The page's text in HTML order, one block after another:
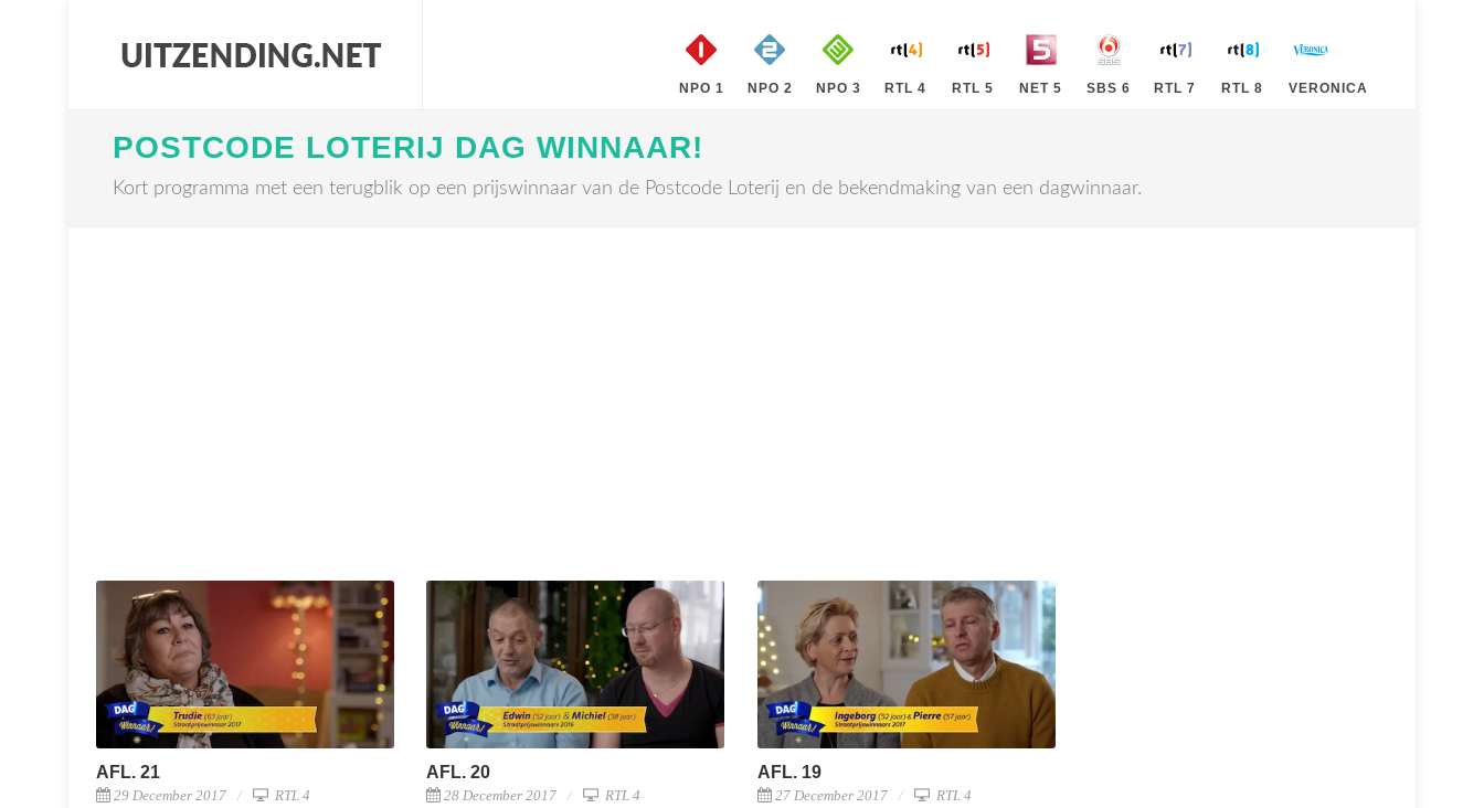
NPO 1 NPO 2 NPO 3 RTL 4 RTL 5 NET 5 SBS 6 RTL 7 RTL 8 VERONICA
POSTCODE LOTERIJ DAG WINNAAR!
Kort programma met een terugblik op een prijswinnaar van de Postcode Loterij en de bekendmaking van een dagwinnaar.
AFL. 21
29 December 2017 RTL 4
AFL. 20
28 December 2017 RTL 4
AFL. 19
27 December 2017 RTL 4